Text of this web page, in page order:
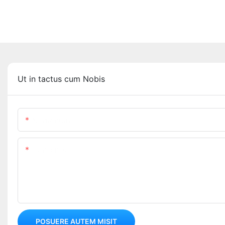
Ut in tactus cum Nobis
POSUERE AUTEM MISIT